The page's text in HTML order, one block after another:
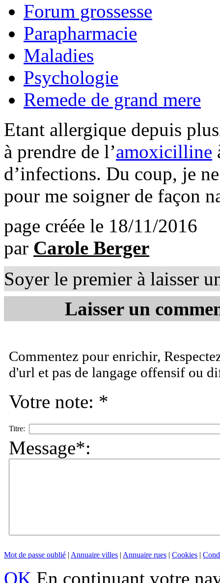
Forum grossesse
Parapharmacie
Maladies
Psychologie
Remede de grand mere
Etant allergique depuis
à prendre de l’amoxicilline
d’infections. Du coup, je
pour me soigner de façon
page créée le 18/11/2016
par Carole Berger
Soyer le premier à laisser
Laisser un
Commentez pour enrichir,
d'url et pas de langage offensif ou
Votre note: *
Titre:
Message*:
Mot de passe oublié | Annuaire villes | Annuaire rues | Cookies |
OK En continuant votre